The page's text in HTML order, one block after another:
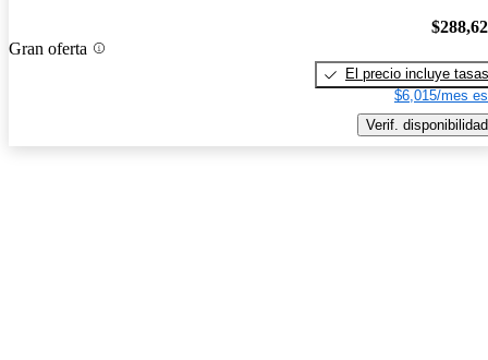
Gran oferta
El precio incluye tasas
$6,015/mes
Verif. disponibilidad